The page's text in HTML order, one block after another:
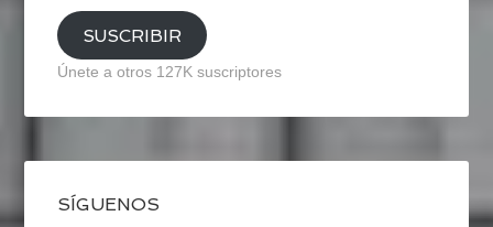
SUSCRIBIR
Únete a otros 127K suscriptores
SÍGUENOS